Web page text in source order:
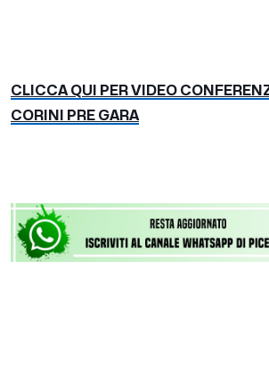
CLICCA QUI PER VIDEO
CORINI PRE GARA